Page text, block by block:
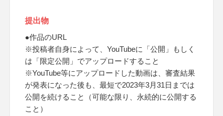
提出物
●作品のURL
※投稿者自身によって、YouTubeに「公開」もしく
は「限定公開」でアップロードすること
※YouTube等にアップロードした動画は、審査結果
が発表になった後も、最短で2023年3月31日までは
公開を続けること（可能な限り、永続的に公開する
こと）